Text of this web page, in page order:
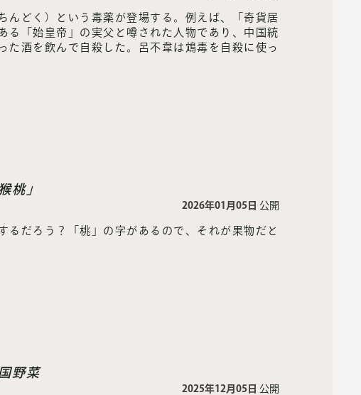
んどく）という毒薬が登場する。例えば、「奇貨居
る「始皇帝」の実父と噂された人物であり、中国統
酒を飲んで自殺した。呂不韋は鴆毒を自殺に使っ
桃」
2026年01月05日 公開
るだろう？「桃」の字があるので、それが果物だと
野菜
2025年12月05日 公開